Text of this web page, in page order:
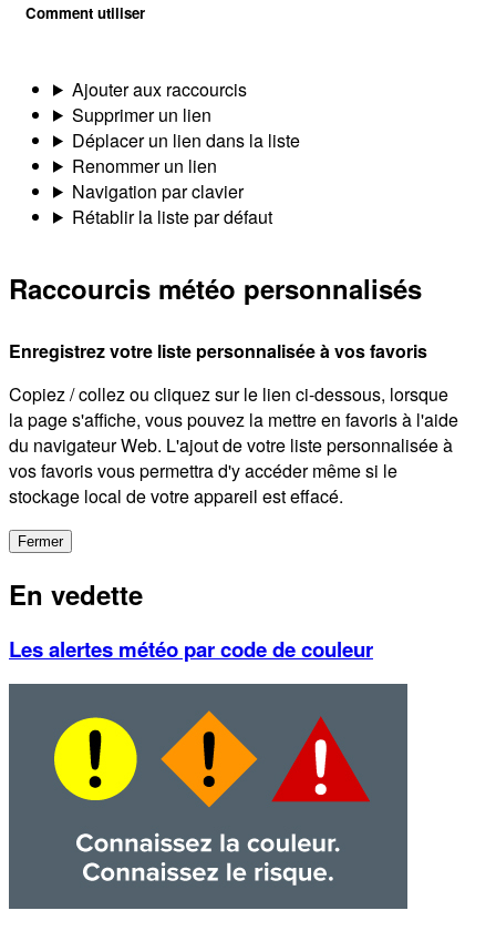
Comment utiliser
Ajouter aux raccourcis
Supprimer un lien
Déplacer un lien dans la liste
Renommer un lien
Navigation par clavier
Rétablir la liste par défaut
Raccourcis météo personnalisés
Enregistrez votre liste personnalisée à vos favoris
Copiez / collez ou cliquez sur le lien ci-dessous, lorsque
la page s'affiche, vous pouvez la mettre en favoris à l'aide
du navigateur Web. L'ajout de votre liste personnalisée à
vos favoris vous permettra d'y accéder même si le
stockage local de votre appareil est effacé.
Fermer
En vedette
Les alertes météo par code de couleur